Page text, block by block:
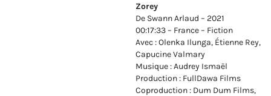
Zorey
De Swann Arlaud – 2021
00:17:33 – France – Fiction
Avec : Olenka Ilunga, Étienne Rey,
Capucine Valmary
Musique : Audrey Ismaël
Production : FullDawa Films
Coproduction : Dum Dum Films,